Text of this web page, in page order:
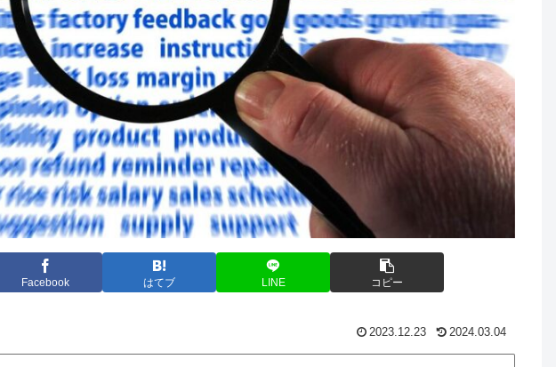
Facebook はてブ LINE コピー
2023.12.23 2024.03.04